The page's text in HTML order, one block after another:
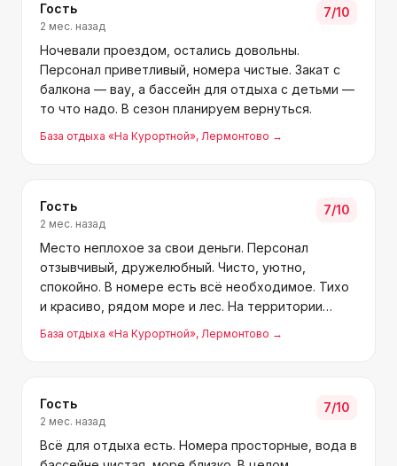
Гость
2 мес. назад
7/10
Ночевали проездом, остались довольны.
Персонал приветливый, номера чистые. Закат с
балкона — вау, а бассейн для отдыха с детьми —
то что надо. В сезон планируем вернуться.
База отдыха «На Курортной», Лермонтово →
Гость
2 мес. назад
7/10
Место неплохое за свои деньги. Персонал
отзывчивый, дружелюбный. Чисто, уютно,
спокойно. В номере есть всё необходимое. Тихо
и красиво, рядом море и лес. На территории
кухня, бассейн, мангал. Спасибо команде за
комфортный отдых!
База отдыха «На Курортной», Лермонтово →
Гость
2 мес. назад
7/10
Всё для отдыха есть. Номера просторные, вода в